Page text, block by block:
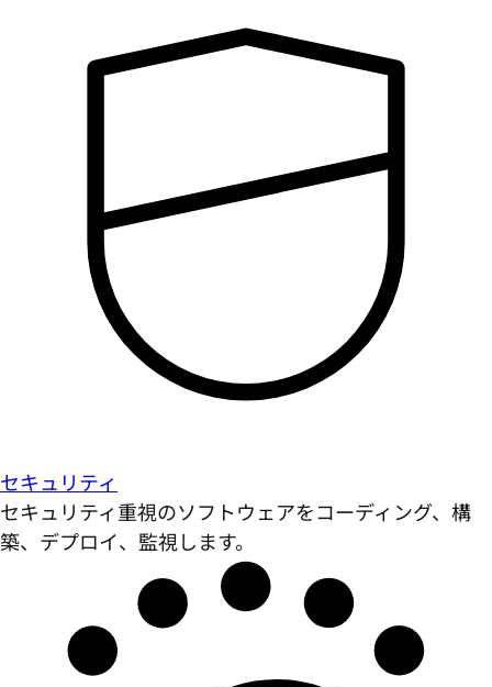
セキュリティ
セキュリティ重視のソフトウェアをコーディング、構
築、デプロイ、監視します。